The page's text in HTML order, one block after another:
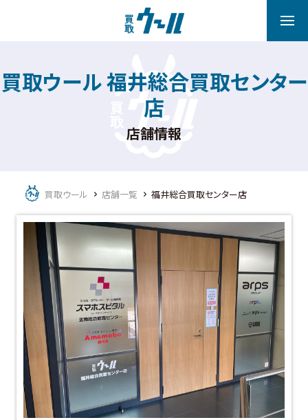
買取ウール 福井総合買取センター
店
店舗情報
買取ウール 店舗一覧 福井総合買取センター店